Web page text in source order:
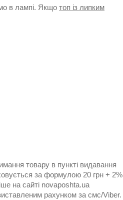
в лампі. Якщо топ із липким
товару в пункті видавання
за формулою 20 грн + 2%
на сайті novaposhta.ua
рахунком за смс/Viber.